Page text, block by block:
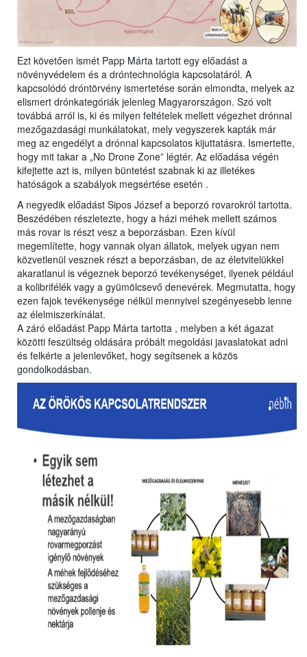
Ezt követően ismét Papp Márta tartott egy előadást a
növényvédelem és a dróntechnológia kapcsolatáról. A
kapcsolódó dróntörvény ismertetése során elmondta, melyek az
elismert drónkategóriák jelenleg Magyarországon. Szó volt
továbbá arról is, ki és milyen feltételek mellett végezhet drónnal
mezőgazdasági munkálatokat, mely vegyszerek kapták már
meg az engedélyt a drónnal kapcsolatos kijuttatásra. Ismertette,
hogy mit takar a „No Drone Zone” légtér. Az előadása végén
kifejtette azt is, milyen büntetést szabnak ki az illetékes
hatóságok a szabályok megsértése esetén .
A negyedik előadást Sipos József a beporzó rovarokról tartotta.
Beszédében részletezte, hogy a házi méhek mellett számos
más rovar is részt vesz a beporzásban. Ezen kívül
megemlítette, hogy vannak olyan állatok, melyek ugyan nem
közvetlenül vesznek részt a beporzásban, de az életvitelükkel
akaratlanul is végeznek beporzó tevékenységet, ilyenek például
a kolibrifélék vagy a gyümölcsevő denevérek. Megmutatta, hogy
ezen fajok tevékenysége nélkül mennyivel szegényesebb lenne
az élelmiszerkínálat.
A záró előadást Papp Márta tartotta , melyben a két ágazat
közötti feszültség oldására próbált megoldási javaslatokat adni
és felkérte a jelenlevőket, hogy segítsenek a közös
gondolkodásban.